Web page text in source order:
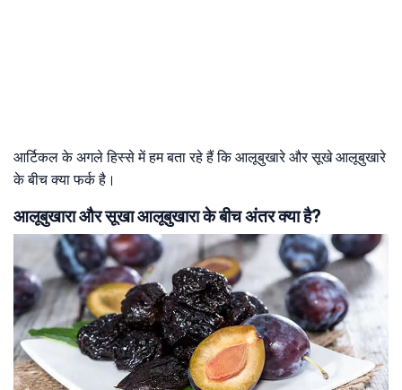
आर्टिकल के अगले हिस्से में हम बता रहे हैं कि आलूबुखारे और सूखे आलूबुखारे
के बीच क्या फर्क है।
आलूबुखारा और सूखा आलूबुखारा के बीच अंतर क्या है?